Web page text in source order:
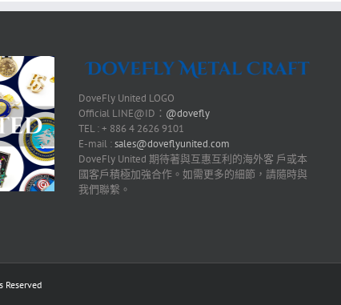
DoveFly United LOGO
Official LINE@ID： @dovefly
TEL : + 886 4 2626 9101
E-mail :sales@doveflyunited.com
DoveFly United 期待著與互惠互利的海外客 戶或本
國客戶積極加強合作。如需更多的細節，請隨時與
我們聯繫。